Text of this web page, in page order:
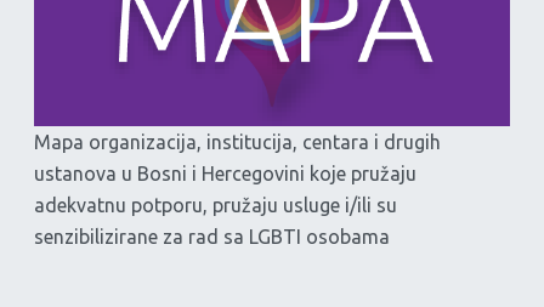
Mapa organizacija, institucija, centara i drugih
ustanova u Bosni i Hercegovini koje pružaju
adekvatnu potporu, pružaju usluge i/ili su
senzibilizirane za rad sa LGBTI osobama